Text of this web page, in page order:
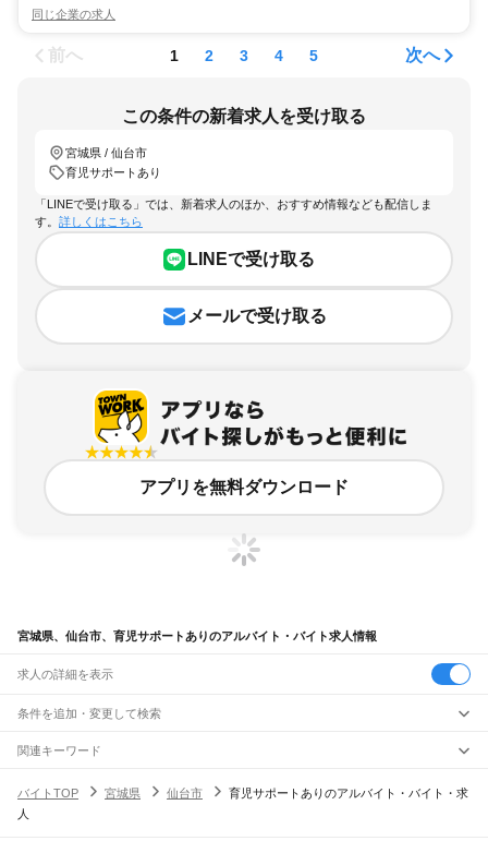
同じ企業の求人
前へ 1 2 3 4 5 次へ
この条件の新着求人を受け取る
宮城県 / 仙台市
育児サポートあり
「LINEで受け取る」では、新着求人のほか、おすすめ情報なども配信しま
す。 詳しくはこちら
LINEで受け取る
メールで受け取る
アプリを無料ダウンロード
宮城県、仙台市、育児サポートありのアルバイト・バイト求人情報
求人の詳細を表示
条件を追加・変更して検索
市区町村を追加・変更
宮城県すべて
駅を追加・変更
関連キーワード
宮城県 仙台市 子ども
宮城県 仙台市 子供
バイトTOP 宮城県 仙台市
育児サポートありのアルバイト・バイト・求
人